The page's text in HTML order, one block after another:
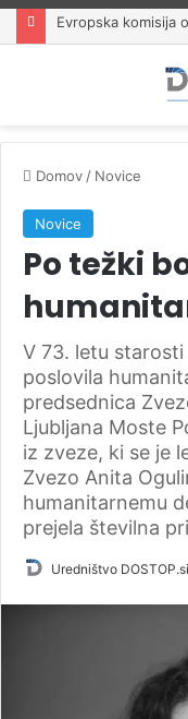
Domov / Novice
Novice
Po težki
V 73. letu
poslovila
predsednica
Ljubljana Moste
iz zveze, ki se je
Zvezo Anita
humanitarnemu
prejela številna
Uredništvo DOSTOP.si